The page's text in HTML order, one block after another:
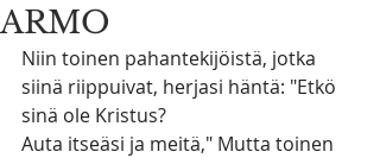
ARMO
Niin toinen pahantekijöistä, jotka
siinä riippuivat, herjasi häntä: "Etkö
sinä ole Kristus?
Auta itseäsi ja meitä," Mutta toinen